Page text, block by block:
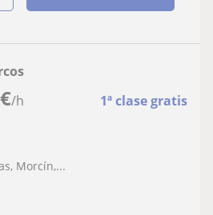
€/h 1ª clase gratis
Morcín,...